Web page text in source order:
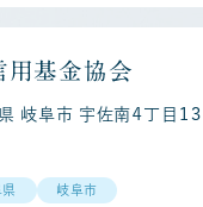
用基金協会
岐阜市 宇佐南４丁目１３
岐阜市